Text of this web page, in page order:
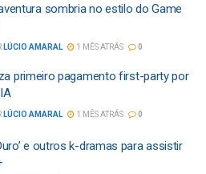
sombria no estilo do Game
LÚCIO AMARAL 1 MÊS ATRÁS 0
primeiro pagamento first-party por
LÚCIO AMARAL 1 MÊS ATRÁS 0
e outros k-dramas para assistir